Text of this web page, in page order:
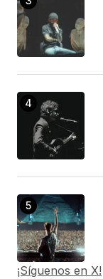
¡Síguenos en X!